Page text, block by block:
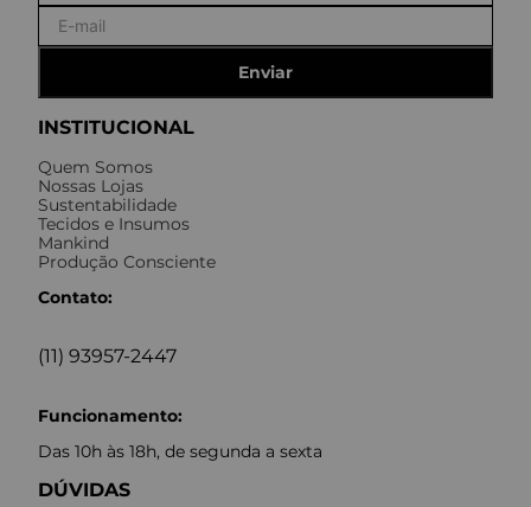
INSTITUCIONAL
Quem Somos
Nossas Lojas
Sustentabilidade
Tecidos e Insumos
Mankind
Produção Consciente
Contato:
(11) 93957-2447
Funcionamento:
Das 10h às 18h, de segunda a sexta
DÚVIDAS
Enviar